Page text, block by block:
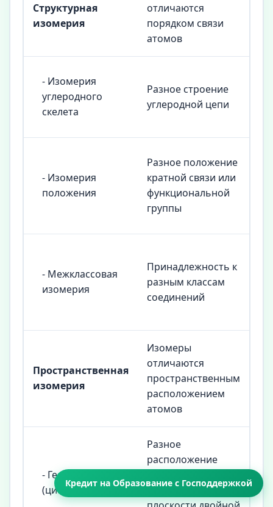
Структурная
изомерия
отличаются
порядком связи
атомов
- Изомерия
углеродного
скелета
Разное строение
углеродной цепи
- Изомерия
положения
Разное положение
кратной связи или
функциональной
группы
- Межклассовая
изомерия
Принадлежность к
разным классам
соединений
Пространственная
изомерия
Изомеры
отличаются
пространственным
расположением
атомов
- Геометрическая
(цис-транс)
Разное
расположение
относительно
и
Кредит на Образование с Господдержкой